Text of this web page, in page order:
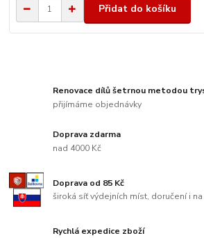
Přidat do košíku
Renovace dílů šetrnou metodou
přijímáme objednávky
Doprava zdarma
nad 4000 Kč
Doprava od 85 Kč
široká síť výdejních míst, doručení i
Rychlá expedice zboží